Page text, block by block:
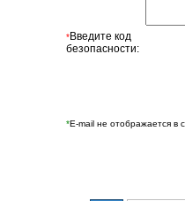
*Введите код
безопасности:
*E-mail не отображается в